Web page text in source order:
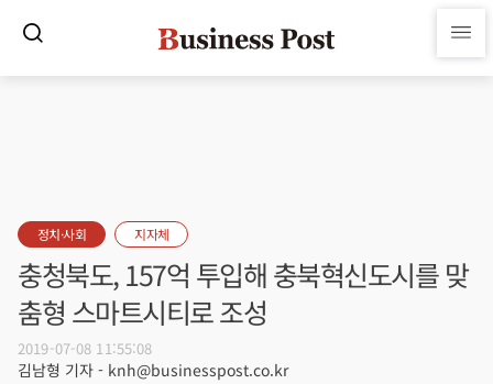
정치·사회 지자체
충청북도, 157억 투입해 충북혁신도시를 맞
춤형 스마트시티로 조성
2019-07-08 11:55:08
김남형 기자 - knh@businesspost.co.kr